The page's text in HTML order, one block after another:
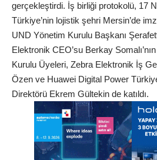
gerçekleştirdi. İş birliği protokolü, 17
Türkiye’nin lojistik şehri Mersin’de
UND Yönetim Kurulu Başkanı
Elektronik CEO’su Berkay
Kurulu Üyeleri, Zebra Elektronik İş
Özen ve Huawei Digital Power
Direktörü Ekrem Gültekin de katıldı.